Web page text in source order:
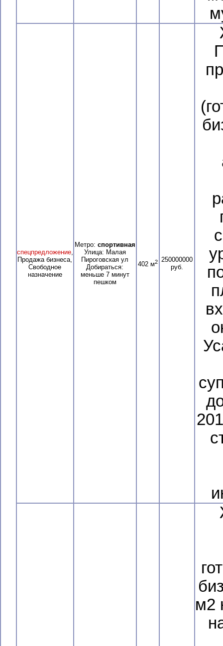
спецпредложение,
Продажа бизнеса,
Свободное
назначение
Метро: спортивная
Улица: Малая
Пироговская ул
Добираться:
меньше 7 минут
пешком
402 м2
250000000
руб.
м2